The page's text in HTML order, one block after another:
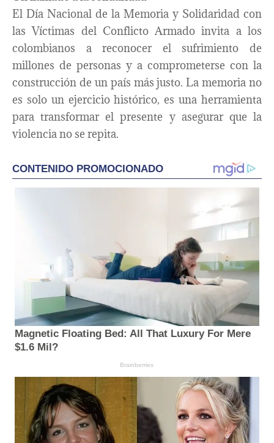
El Día Nacional de la Memoria y Solidaridad con
las Víctimas del Conflicto Armado invita a los
colombianos a reconocer el sufrimiento de
millones de personas y a comprometerse con la
construcción de un país más justo. La memoria no
es solo un ejercicio histórico, es una herramienta
para transformar el presente y asegurar que la
violencia no se repita.